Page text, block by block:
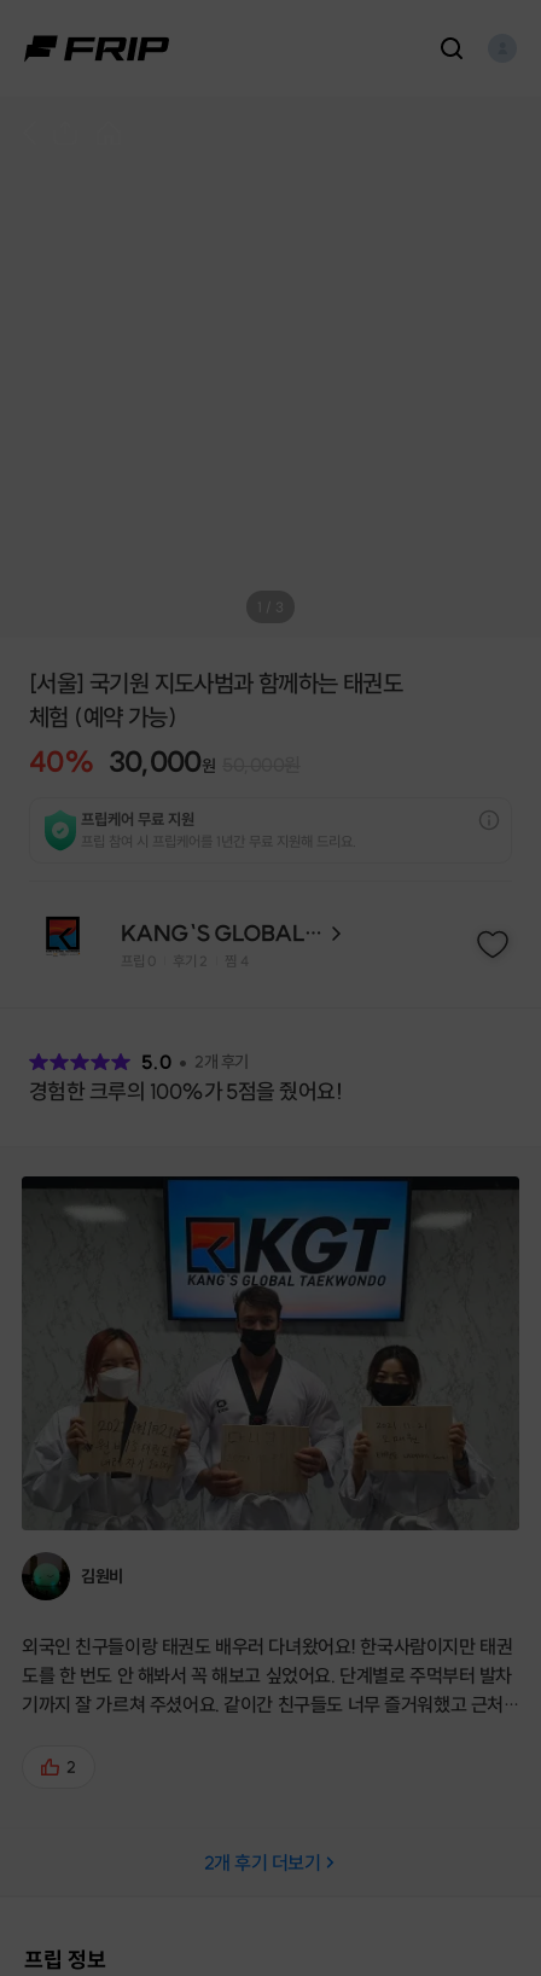
3
[서울] 국기원 지도사범과 함께하는 태권도
체험 (예약 가능)
40% 30,000원
프립케어 무료 지원
프립 참여 시 프립케어를 1년간 무료 지원해 드리요.
KANG`S GLOBAL TKD
프립 0 후기 2 찜 4
5.0 2개 후기
경험한 크루의 100%가 5점을 줬어요!
김원비
외국인 친구들이랑 태권도 배우러 다녀왔어요! 한국사람이지만 태권
도를 한 번도 안 해봐서 꼭 해보고 싶었어요. 단계별로 주먹부터 발차
기까지 잘 가르쳐 주셨어요. 같이간 친구들도 너무 즐거워했고 근처
여기는 못다니겠다고 했어요 ㅠㅠ) 외국인도 전문으로 가르치는 곳이
2
2개 후기 더보기
프립 정보